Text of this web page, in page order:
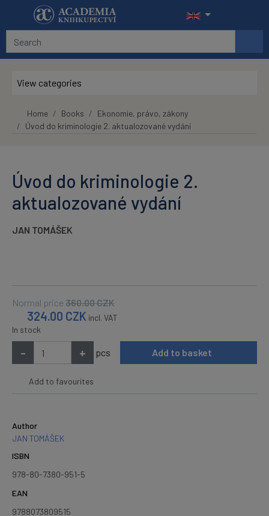
Skip to main content
View categories
Home Books
Ekonomie, právo, zákony
Úvod do kriminologie 2. aktualozované vydání
Úvod do kriminologie 2.
aktualozované vydání
JAN TOMÁŠEK
Normal price 360.00CZK
324.00 CZK incl. VAT
In stock
- + pcs Add to basket
Add to favourites
Author
JAN TOMÁŠEK
ISBN
978-80-7380-951-5
EAN
9788073809515